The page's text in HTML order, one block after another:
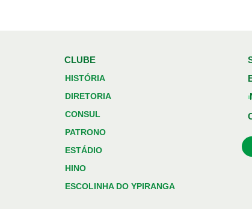
CLUBE
HISTÓRIA
DIRETORIA
CONSUL
PATRONO
ESTÁDIO
HINO
ESCOLINHA DO YPIRANGA